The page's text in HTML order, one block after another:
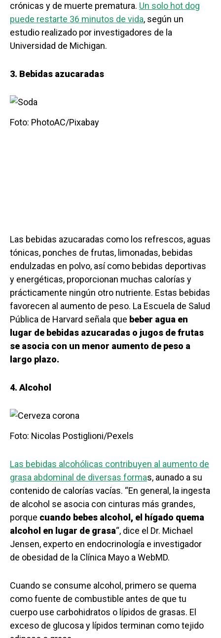
crónicas y de muerte prematura. Un solo hot dog
puede restarte 36 minutos de vida, según un
estudio realizado por investigadores de la
Universidad de Michigan.
3. Bebidas azucaradas
Foto: PhotoAC/Pixabay
Las bebidas azucaradas como los refrescos, aguas
tónicas, ponches de frutas, limonadas, bebidas
endulzadas en polvo, así como bebidas deportivas
y energéticas, proporcionan muchas calorías y
prácticamente ningún otro nutriente. Estas bebidas
favorecen al aumento de peso. La Escuela de Salud
Pública de Harvard señala que beber agua en
lugar de bebidas azucaradas o jugos de frutas
se asocia con un menor aumento de peso a
largo plazo.
4. Alcohol
Foto: Nicolas Postiglioni/Pexels
Las bebidas alcohólicas contribuyen al aumento de
grasa abdominal de diversas formas, aunado a su
contenido de calorías vacías. “En general, la ingesta
de alcohol se asocia con cinturas más grandes,
porque cuando bebes alcohol, el hígado quema
alcohol en lugar de grasa“, dice el Dr. Michael
Jensen, experto en endocrinología e investigador
de obesidad de la Clínica Mayo a WebMD.
Cuando se consume alcohol, primero se quema
como fuente de combustible antes de que tu
cuerpo use carbohidratos o lípidos de grasas. El
exceso de glucosa y lípidos terminan como tejido